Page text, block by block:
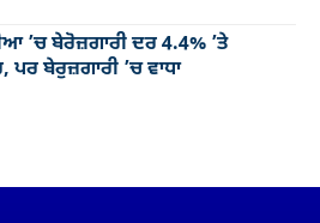
’ਚ ਬੇਰੋਜ਼ਗਾਰੀ ਦਰ 4.4% ’ਤੇ
ਪਰ ਬੇਰੁਜ਼ਗਾਰੀ ’ਚ ਵਾਧਾ